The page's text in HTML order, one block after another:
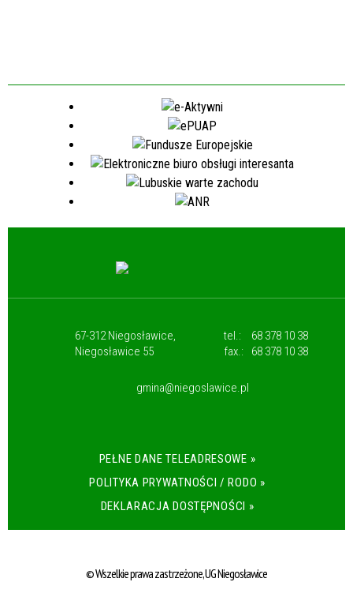
67-312 Niegosławice,
Niegosławice 55
tel.:
68 378 10 38
fax.:
68 378 10 38
gmina@niegoslawice.pl
PEŁNE DANE TELEADRESOWE »
POLITYKA PRYWATNOŚCI / RODO »
DEKLARACJA DOSTĘPNOŚCI »
© Wszelkie prawa zastrzeżone, UG Niegosławice